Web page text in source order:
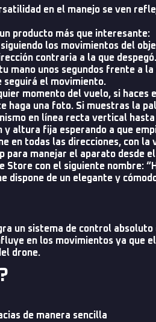
en el manejo se ven
producto más que interesante:
los movimientos del
contraria a la que despegó.
mano unos segundos frente a
seguirá el movimiento.
momento del vuelo, si
haga una foto. Si muestras la
en línea recta vertical
y altura fija esperando a que
en todas las direcciones, con
para manejar el aparato desde
con el siguiente nombre:
dispone de un elegante y
un sistema de control
en los movimientos ya que
drone.
de manera sencilla